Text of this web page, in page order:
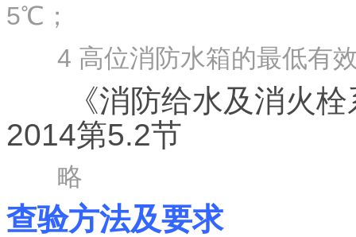
5℃；
4 高位消防水箱的最低有效
《消防给水及消火栓
2014第5.2节
略
查验方法及要求